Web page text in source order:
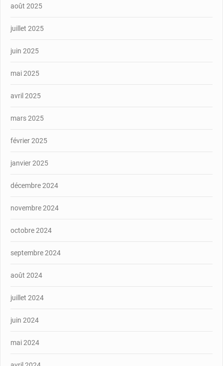
août 2025
juillet 2025
juin 2025
mai 2025
avril 2025
mars 2025
février 2025
janvier 2025
décembre 2024
novembre 2024
octobre 2024
septembre 2024
août 2024
juillet 2024
juin 2024
mai 2024